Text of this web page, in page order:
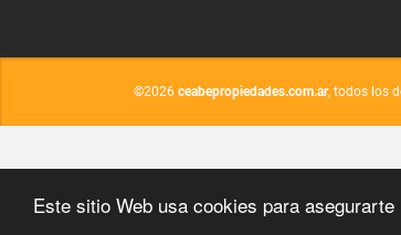
Este sitio Web usa cookies para
©2026 ceabepropiedades.com.ar, todos los